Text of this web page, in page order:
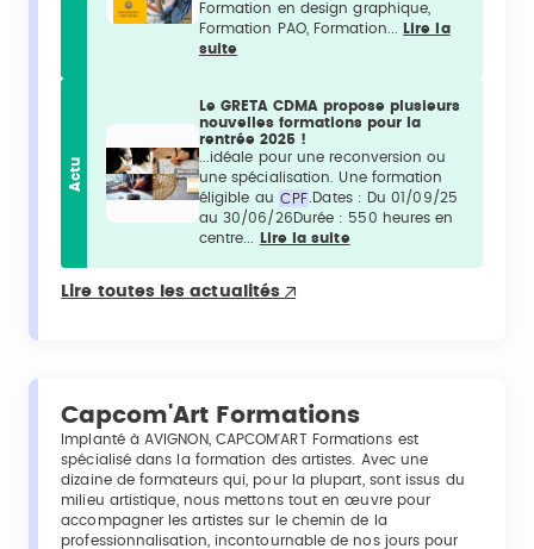
Formation en design graphique,
Formation PAO, Formation...
Lire la
suite
Actu
Le GRETA CDMA propose plusieurs
nouvelles formations pour la
rentrée 2025 !
...idéale pour une reconversion ou
une spécialisation. Une formation
éligible au CPF
.Dates : Du 01/09/25
au 30/06/26Durée : 550 heures en
centre...
Lire la suite
Lire toutes les actualités
Capcom'Art Formations
Implanté à AVIGNON, CAPCOM'ART Formations est
spécialisé dans la formation des artistes. Avec une
dizaine de formateurs qui, pour la plupart, sont issus du
milieu artistique, nous mettons tout en œuvre pour
accompagner les artistes sur le chemin de la
professionnalisation, incontournable de nos jours pour